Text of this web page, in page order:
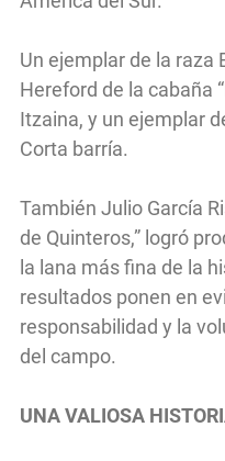
Un ejemplar de la raza
Hereford de la cabaña
Itzaina, y un ejemplar
Corta barría.
También Julio García
de Quinteros,” logró
la lana más fina de la
resultados ponen en
responsabilidad y la
del campo.
UNA VALIOSA